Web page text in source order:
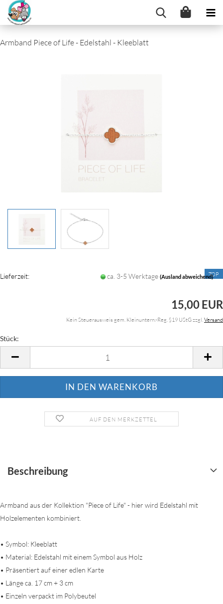
Armband Piece of Life - Edelstahl - Kleeblatt
TOP
Lieferzeit: ca. 3-5 Werktage (Ausland abweichend)
15,00 EUR
Kein Steuerausweis gem. Kleinuntern.-Reg. §19 UStG zzgl.Versand
Stück:
AUF DEN MERKZETTEL
Beschreibung
Armband aus der Kollektion "Piece of Life" - hier wird Edelstahl mit
Holzelementen kombiniert.
• Symbol: Kleeblatt
• Material: Edelstahl mit einem Symbol aus Holz
• Präsentiert auf einer edlen Karte
• Länge ca. 17 cm + 3 cm
• Einzeln verpackt im Polybeutel